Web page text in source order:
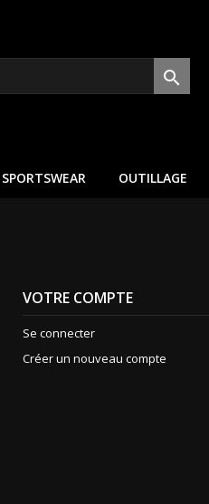

SPORTSWEAR OUTILLAGE
VOTRE COMPTE
Se connecter
Créer un nouveau compte